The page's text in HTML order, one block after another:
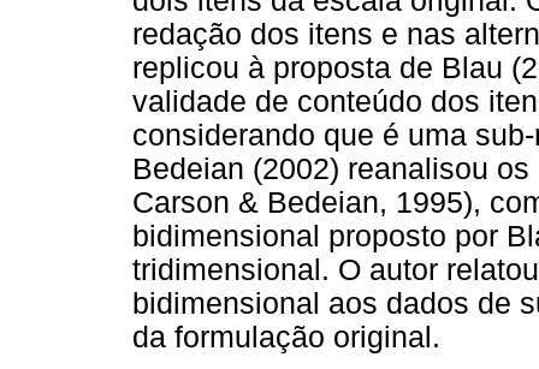
redação dos itens e nas
replicou à proposta de Blau
validade de conteúdo dos
considerando que é uma
Bedeian (2002) reanalisou
Carson & Bedeian, 1995),
bidimensional proposto por
tridimensional. O autor
bidimensional aos dados de
da formulação original.